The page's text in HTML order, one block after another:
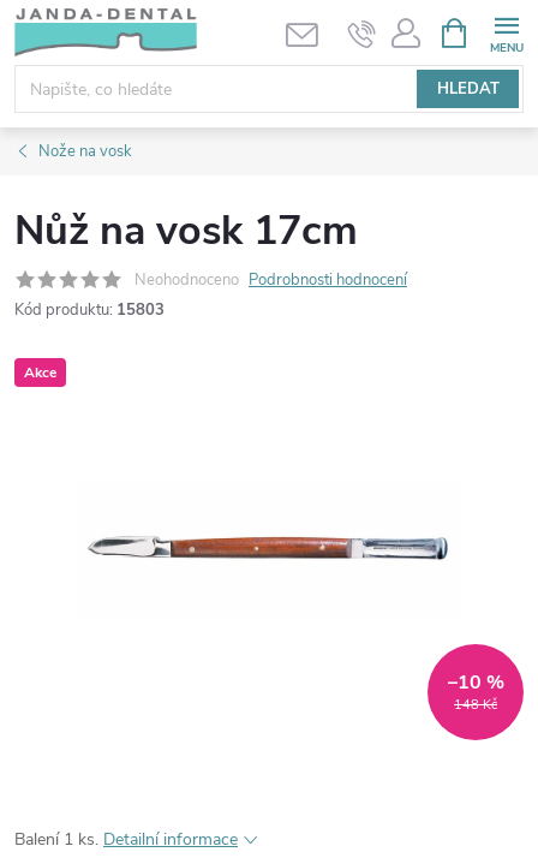
Přejít
obsah
HLEDAT
NÁKUPNÍ
KOŠÍK
Nože na vosk
Nůž na vosk 17cm
Neohodnoceno Podrobnosti hodnocení
Kód produktu: 15803
Akce
148 Kč
–10 %
Balení 1 ks. Detailní informace